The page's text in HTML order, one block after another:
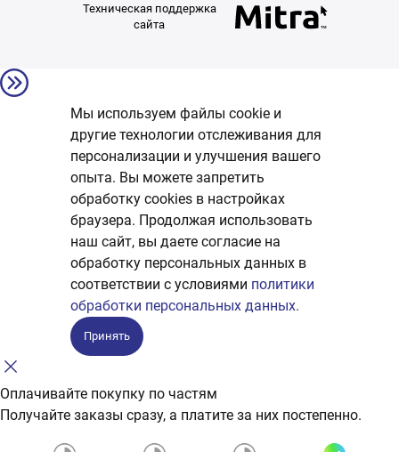
Техническая поддержка
сайта
Мы используем файлы cookie и
другие технологии отслеживания для
персонализации и улучшения вашего
опыта. Вы можете запретить
обработку сookies в настройках
браузера. Продолжая использовать
наш сайт, вы даете согласие на
обработку персональных данных в
соответствии с условиями политики
обработки персональных данных.
Принять
Оплачивайте покупку по частям
Получайте заказы сразу, а платите за них постепенно.